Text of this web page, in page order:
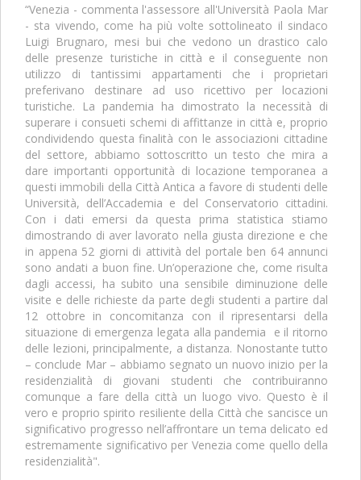
“Venezia - commenta l'assessore all'Università Paola Mar
- sta vivendo, come ha più volte sottolineato il sindaco
Luigi Brugnaro, mesi bui che vedono un drastico calo
delle presenze turistiche in città e il conseguente non
utilizzo di tantissimi appartamenti che i proprietari
preferivano destinare ad uso ricettivo per locazioni
turistiche. La pandemia ha dimostrato la necessità di
superare i consueti schemi di affittanze in città e, proprio
condividendo questa finalità con le associazioni cittadine
del settore, abbiamo sottoscritto un testo che mira a
dare importanti opportunità di locazione temporanea a
questi immobili della Città Antica a favore di studenti delle
Università, dell’Accademia e del Conservatorio cittadini.
Con i dati emersi da questa prima statistica stiamo
dimostrando di aver lavorato nella giusta direzione e che
in appena 52 giorni di attività del portale ben 64 annunci
sono andati a buon fine. Un’operazione che, come risulta
dagli accessi, ha subito una sensibile diminuzione delle
visite e delle richieste da parte degli studenti a partire dal
12 ottobre in concomitanza con il ripresentarsi della
situazione di emergenza legata alla pandemia e il ritorno
delle lezioni, principalmente, a distanza. Nonostante tutto
– conclude Mar – abbiamo segnato un nuovo inizio per la
residenzialità di giovani studenti che contribuiranno
comunque a fare della città un luogo vivo. Questo è il
vero e proprio spirito resiliente della Città che sancisce un
significativo progresso nell’affrontare un tema delicato ed
estremamente significativo per Venezia come quello della
residenzialità".